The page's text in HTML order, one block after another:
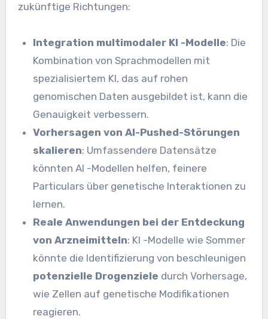
zukünftige Richtungen:
Integration multimodaler KI -Modelle: Die
Kombination von Sprachmodellen mit
spezialisiertem KI, das auf rohen
genomischen Daten ausgebildet ist, kann die
Genauigkeit verbessern.
Vorhersagen von AI-Pushed-Störungen
skalieren: Umfassendere Datensätze
könnten AI -Modellen helfen, feinere
Particulars über genetische Interaktionen zu
lernen.
Reale Anwendungen bei der Entdeckung
von Arzneimitteln: KI -Modelle wie Sommer
könnte die Identifizierung von beschleunigen
potenzielle Drogenziele durch Vorhersage,
wie Zellen auf genetische Modifikationen
reagieren.